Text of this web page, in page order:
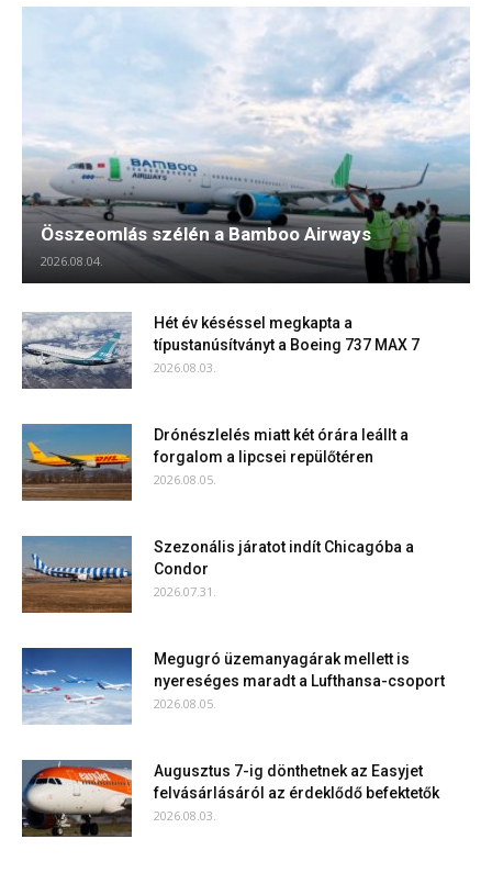
Összeomlás szélén a Bamboo Airways
2026.08.04.
Hét év késéssel megkapta a
típustanúsítványt a Boeing 737 MAX 7
2026.08.03.
Drónészlelés miatt két órára leállt a
forgalom a lipcsei repülőtéren
2026.08.05.
Szezonális járatot indít Chicagóba a
Condor
2026.07.31.
Megugró üzemanyagárak mellett is
nyereséges maradt a Lufthansa-csoport
2026.08.05.
Augusztus 7-ig dönthetnek az Easyjet
felvásárlásáról az érdeklődő befektetők
2026.08.03.